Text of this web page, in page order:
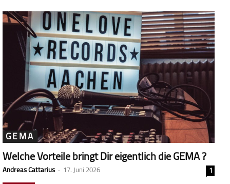
GEMA
Welche Vorteile bringt Dir eigentlich die GEMA ?
Andreas Cattarius - 17. Juni 2026
1